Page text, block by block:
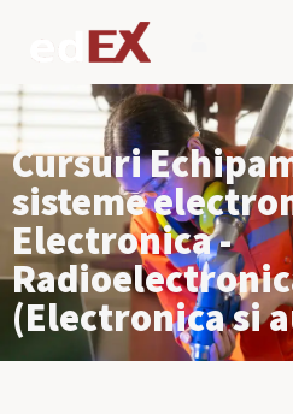
Cursuri
sisteme
Electronica -
(Electronica si